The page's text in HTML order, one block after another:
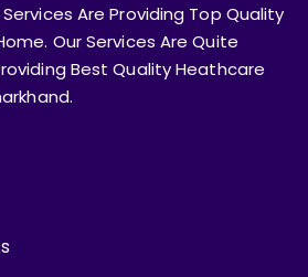
Are Providing Top Quality
Our Services Are Quite
Best Quality Heathcare